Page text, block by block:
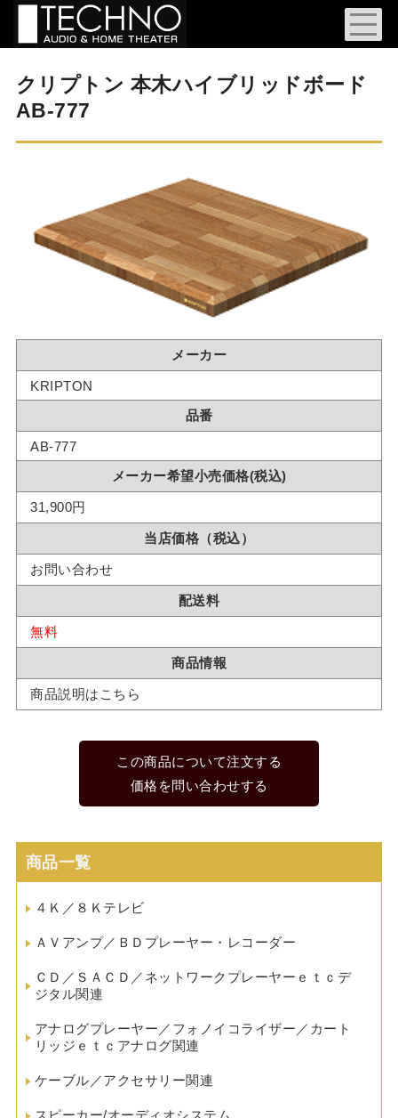
クリプトン 本木ハイブリッドボード
AB-777
メーカー
KRIPTON
品番
AB-777
メーカー希望小売価格(税込)
31,900円
当店価格（税込）
お問い合わせ
配送料
無料
商品情報
商品説明はこちら
この商品について注文する
価格を問い合わせする
商品一覧
４Ｋ／８Ｋテレビ
ＡＶアンプ／ＢＤプレーヤー・レコーダー
ＣＤ／ＳＡＣＤ／ネットワークプレーヤーｅｔｃデ
ジタル関連
アナログプレーヤー／フォノイコライザー／カート
リッジｅｔｃアナログ関連
ケーブル／アクセサリー関連
スピーカー/オーディオシステム